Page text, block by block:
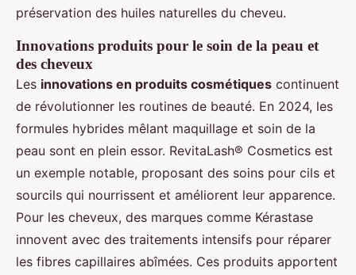
préservation des huiles naturelles du cheveu.
Innovations produits pour le soin de la peau et
des cheveux
Les innovations en produits cosmétiques continuent
de révolutionner les routines de beauté. En 2024, les
formules hybrides mêlant maquillage et soin de la
peau sont en plein essor. RevitaLash® Cosmetics est
un exemple notable, proposant des soins pour cils et
sourcils qui nourrissent et améliorent leur apparence.
Pour les cheveux, des marques comme Kérastase
innovent avec des traitements intensifs pour réparer
les fibres capillaires abîmées. Ces produits apportent